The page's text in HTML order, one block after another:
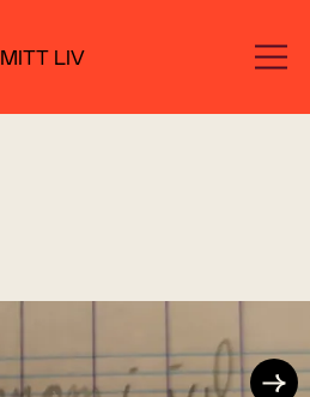
MITT LIV